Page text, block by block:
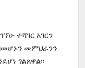
ተሻገር አገርን
መምህራንን
ገልጸዋል፡፡